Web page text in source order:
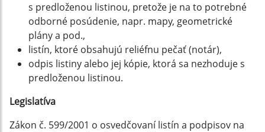
s predloženou listinou, pretože je na to potrebné
odborné posúdenie, napr. mapy, geometrické
plány a pod.,
listín, ktoré obsahujú reliéfnu pečať (notár),
odpis listiny alebo jej kópie, ktorá sa nezhoduje s
predloženou listinou.
Legislatíva
Zákon č. 599/2001 o osvedčovaní listín a podpisov na